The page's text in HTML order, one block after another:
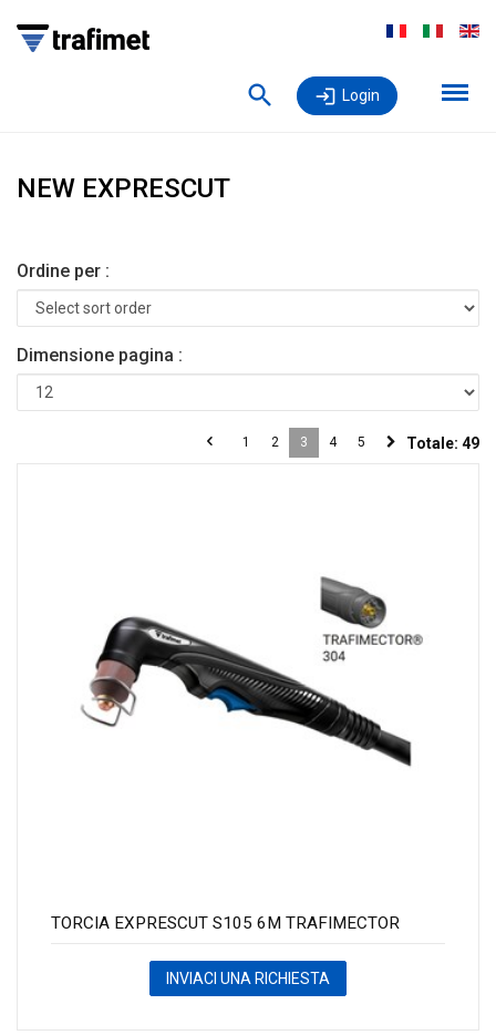
Login
NEW EXPRESCUT
Ordine per :
Dimensione pagina :
1 2 3 4 5 Totale: 49
TORCIA EXPRESCUT S105 6M TRAFIMECTOR
INVIACI UNA RICHIESTA